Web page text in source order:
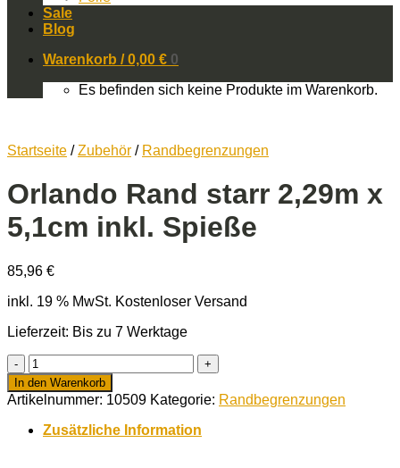
Sale
Blog
Warenkorb /0,00 € 0
Es befinden sich keine Produkte im Warenkorb.
Startseite / Zubehör / Randbegrenzungen
Orlando Rand starr 2,29m x
5,1cm inkl. Spieße
85,96 €
inkl. 19 % MwSt. Kostenloser Versand
Lieferzeit: Bis zu 7 Werktage
Orlando
Rand
starr
2,29m
x
5,1cm
In den Warenkorb
Artikelnummer: 10509 Kategorie: Randbegrenzungen
Zusätzliche Information